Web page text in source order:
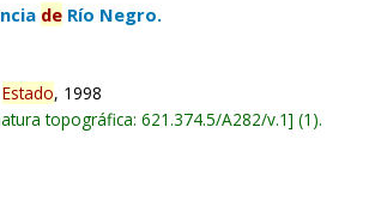
de Río Negro.
Estado, 1998
topográfica:621.374.5/A282/v.1 (1).